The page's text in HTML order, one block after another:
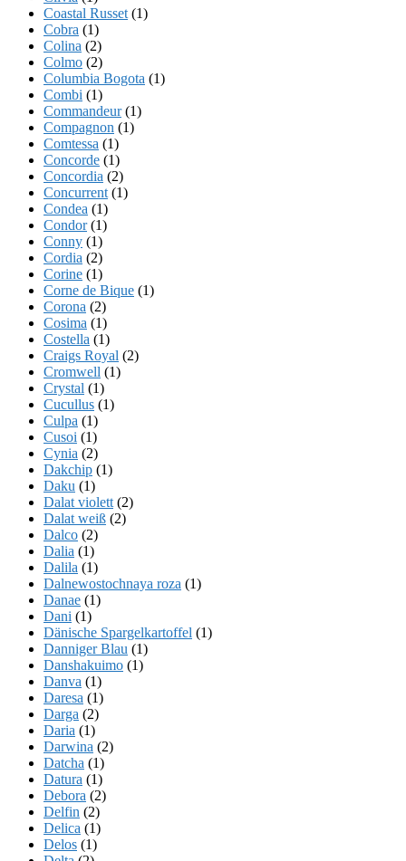
Coastal Russet (1)
Cobra (1)
Colina (2)
Colmo (2)
Columbia Bogota (1)
Combi (1)
Commandeur(1)
Compagnon (1)
Comtessa (1)
Concorde (1)
Concordia (2)
Concurrent (1)
Condea (1)
Condor(1)
Conny (1)
Cordia (2)
Corine (1)
Corne de Bique (1)
Corona (2)
Cosima (1)
Costella (1)
Craigs Royal (2)
Cromwell (1)
Crystal (1)
Cucullus (1)
Culpa (1)
Cusoi (1)
Cynia (2)
Dakchip (1)
Daku (1)
Dalat violett (2)
Dalat weiß (2)
Dalco (2)
Dalia (1)
Dalila (1)
Dalnewostochnaya roza (1)
Danae (1)
Dani (1)
Dänische Spargelkartoffel (1)
Danniger Blau (1)
Danshakuimo (1)
Danva (1)
Daresa (1)
Darga (2)
Daria (1)
Darwina (2)
Datcha (1)
Datura (1)
Debora (2)
Delfin (2)
Delica (1)
Delos (1)